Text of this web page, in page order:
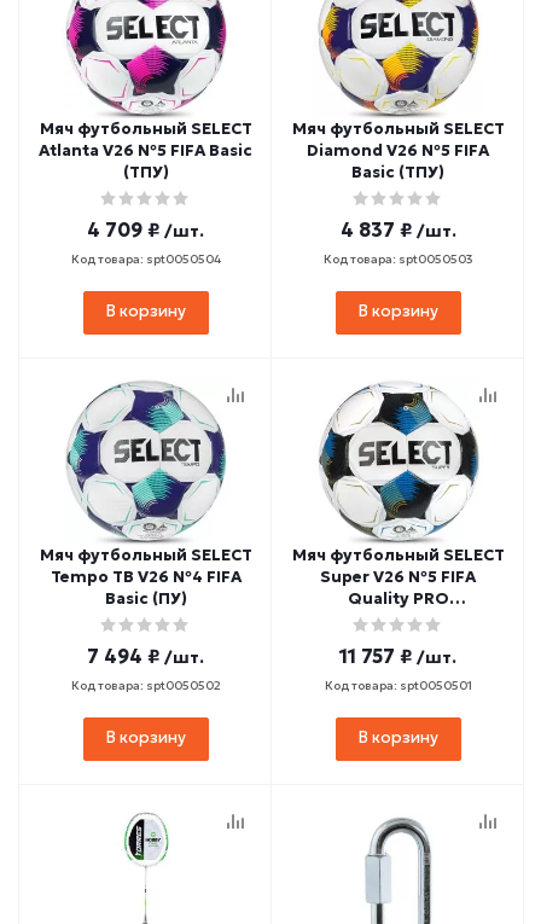
Мяч футбольный SELECT
Atlanta V26 №5 FIFA Basic
(ТПУ)
4 709 ₽ /шт.
Код товара: spt0050504
В корзину
Мяч футбольный SELECT
Diamond V26 №5 FIFA
Basic (ТПУ)
4 837 ₽ /шт.
Код товара: spt0050503
В корзину
Мяч футбольный SELECT
Tempo TB V26 №4 FIFA
Basic (ПУ)
7 494 ₽ /шт.
Код товара: spt0050502
В корзину
Мяч футбольный SELECT
Super V26 №5 FIFA
Quality PRO
(микрофибра)
11 757 ₽ /шт.
Код товара: spt0050501
В корзину